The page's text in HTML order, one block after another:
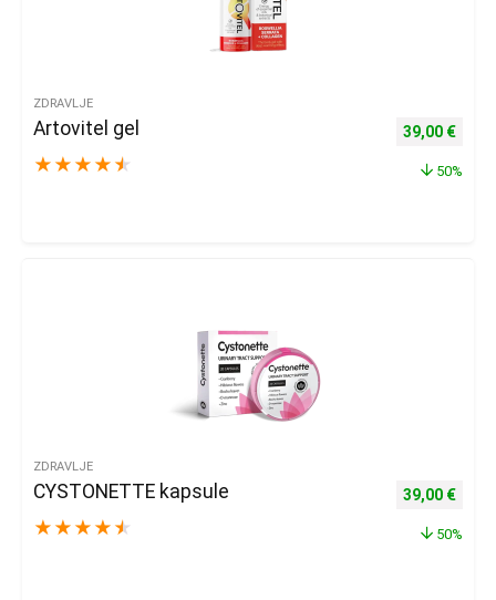
ZDRAVLJE
Artovitel gel
★ ★ ★ ★ ★
Izvorna
39,00 €
50%
ZDRAVLJE
CYSTONETTE kapsule
★ ★ ★ ★ ★
Izvorna
39,00 €
50%